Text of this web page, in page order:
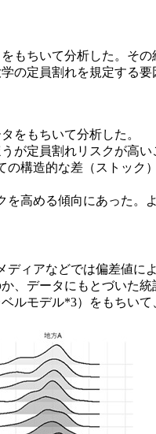
もちいて分析した。そ
の定員割れを規定する
をもちいて分析した。
が定員割れリスクが高い
構造的な差（ストック
高める傾向にあった。
ィアなどでは偏差値に
、データにもとづいた
モデル*3）をもちいて